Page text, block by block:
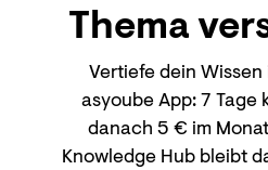
Thema
Vertiefe dein
asyoube App: 7 Tage
danach 5 € im
Knowledge Hub bleibt